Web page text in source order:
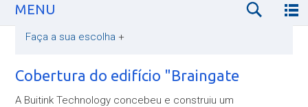
MENU
Faça a sua escolha +
Cobertura do edifício "Braingate
A Buitink Technology concebeu e construiu um